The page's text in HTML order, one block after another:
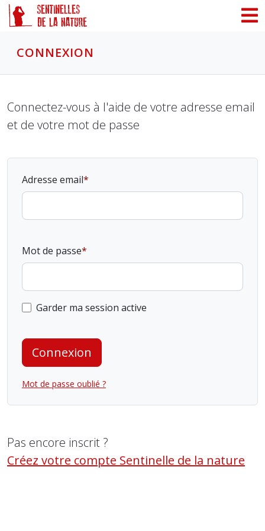
CONNEXION
Connectez-vous à l'aide de votre adresse email
et de votre mot de passe
Adresse email
Mot de passe
Garder ma session active
Connexion
Mot de passe oublié ?
Pas encore inscrit ?
Créez votre compte Sentinelle de la nature
Panneau de gestion des cookies